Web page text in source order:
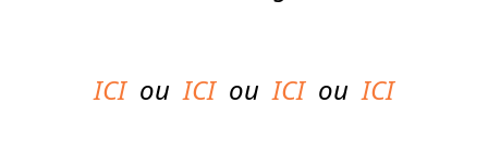
ICIouICIouICIouICI